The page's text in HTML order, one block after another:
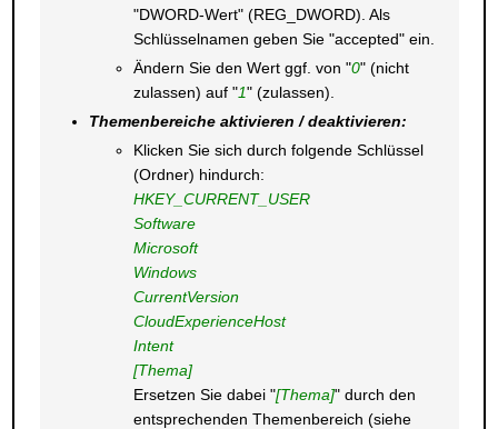
"DWORD-Wert" (REG_DWORD). Als
Schlüsselnamen geben Sie "accepted" ein.
Ändern Sie den Wert ggf. von "0" (nicht
zulassen) auf "1" (zulassen).
Themenbereiche aktivieren / deaktivieren:
Klicken Sie sich durch folgende Schlüssel
(Ordner) hindurch:
HKEY_CURRENT_USER
Software
Microsoft
Windows
CurrentVersion
CloudExperienceHost
Intent
[Thema]
Ersetzen Sie dabei "[Thema]" durch den
entsprechenden Themenbereich (siehe